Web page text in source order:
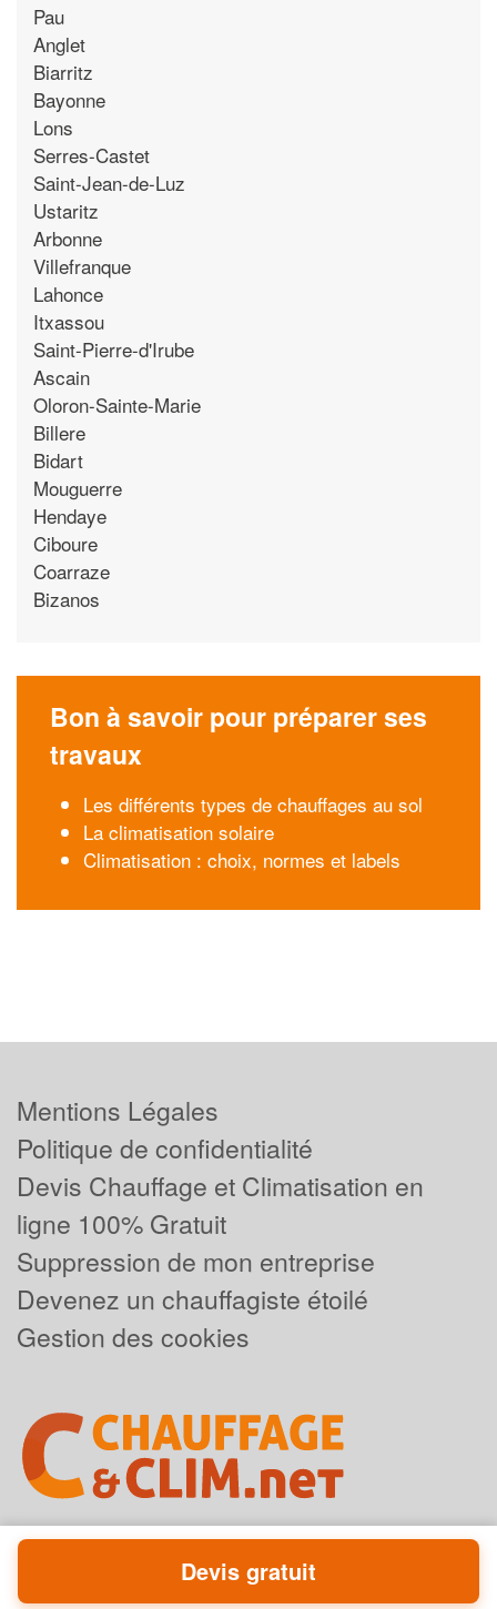
Pau
Anglet
Biarritz
Bayonne
Lons
Serres-Castet
Saint-Jean-de-Luz
Ustaritz
Arbonne
Villefranque
Lahonce
Itxassou
Saint-Pierre-d'Irube
Ascain
Oloron-Sainte-Marie
Billere
Bidart
Mouguerre
Hendaye
Ciboure
Coarraze
Bizanos
Bon à savoir pour préparer ses
travaux
Les différents types de chauffages au sol
La climatisation solaire
Climatisation : choix, normes et labels
Mentions Légales
Politique de confidentialité
Devis Chauffage et Climatisation en
ligne 100% Gratuit
Suppression de mon entreprise
Devenez un chauffagiste étoilé
Gestion des cookies
Powered byPlus que pro
Devis gratuit